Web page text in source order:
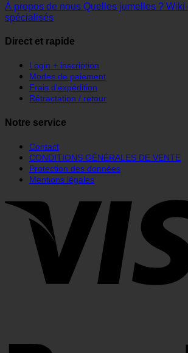
À propos de nous Quelles jumelles ? Wiki
spécialisés
Direct et rapide
Login + inscription
Modes de paiement
Frais d'expédition
Rétractation / retour
Notre service
Contact
CONDITIONS GÉNÉRALES DE VENTE
Protection des données
Mentions légales